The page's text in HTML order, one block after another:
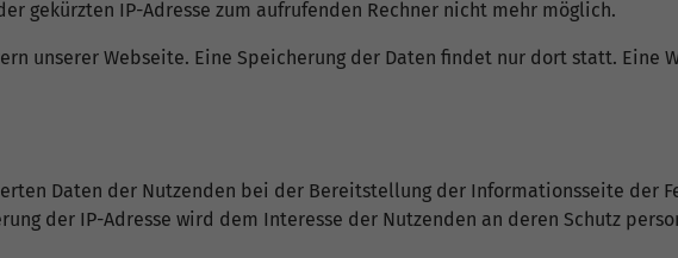
gekürzten IP-Adresse zum aufrufenden Rechner nicht mehr möglich.
unserer Webseite. Eine Speicherung der Daten findet nur dort statt. Eine
Daten der Nutzenden bei der Bereitstellung der Informationsseite der
der IP-Adresse wird dem Interesse der Nutzenden an deren Schutz